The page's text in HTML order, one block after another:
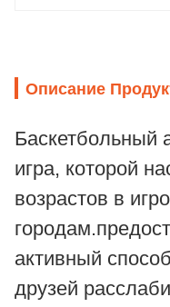
Описание
Баскетбольный
игра, которой
возрастов в
активный
друзей